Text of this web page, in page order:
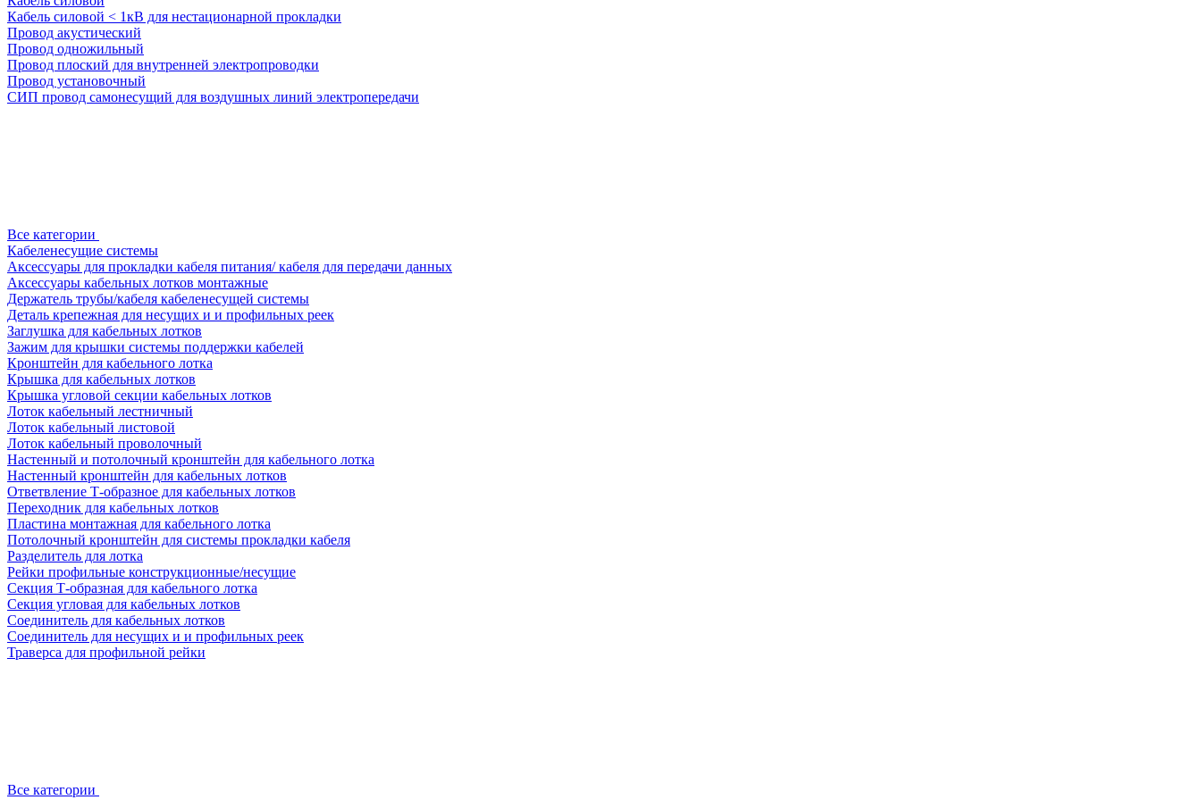
Кабель силовой < 1кВ для нестационарной прокладки
Провод акустический
Провод одножильный
Провод плоский для внутренней электропроводки
Провод установочный
СИП провод самонесущий для воздушных линий электропередачи
Все категории
Кабеленесущие системы
Аксессуары для прокладки кабеля питания/ кабеля для передачи данных
Аксессуары кабельных лотков монтажные
Держатель трубы/кабеля кабеленесущей системы
Деталь крепежная для несущих и и профильных реек
Заглушка для кабельных лотков
Зажим для крышки системы поддержки кабелей
Кронштейн для кабельного лотка
Крышка для кабельных лотков
Крышка угловой секции кабельных лотков
Лоток кабельный лестничный
Лоток кабельный листовой
Лоток кабельный проволочный
Настенный и потолочный кронштейн для кабельного лотка
Настенный кронштейн для кабельных лотков
Ответвление Т-образное для кабельных лотков
Переходник для кабельных лотков
Пластина монтажная для кабельного лотка
Потолочный кронштейн для системы прокладки кабеля
Разделитель для лотка
Рейки профильные конструкционные/несущие
Секция Т-образная для кабельного лотка
Секция угловая для кабельных лотков
Соединитель для кабельных лотков
Соединитель для несущих и и профильных реек
Траверса для профильной рейки
Все категории